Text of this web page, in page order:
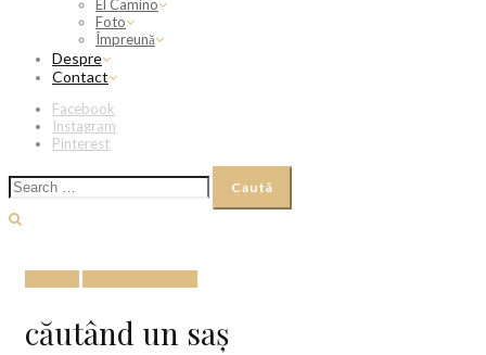
El Camino
Foto
Împreună
Despre
Contact
Facebook
Instagram
Pinterest
Caută
după:
căutând un saş